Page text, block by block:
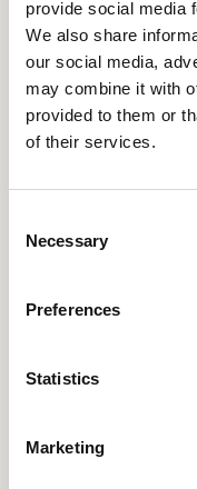
provide social media
We also share
our social media,
may combine it with
provided to them or
of their services.
Selection
Necessary
Preferences
Statistics
Marketing